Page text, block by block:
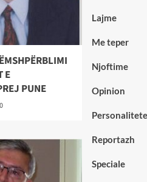
E
PUNE
0
Lajme
Me teper
Njoftime
Opinion
Personalitete
Reportazh
Speciale